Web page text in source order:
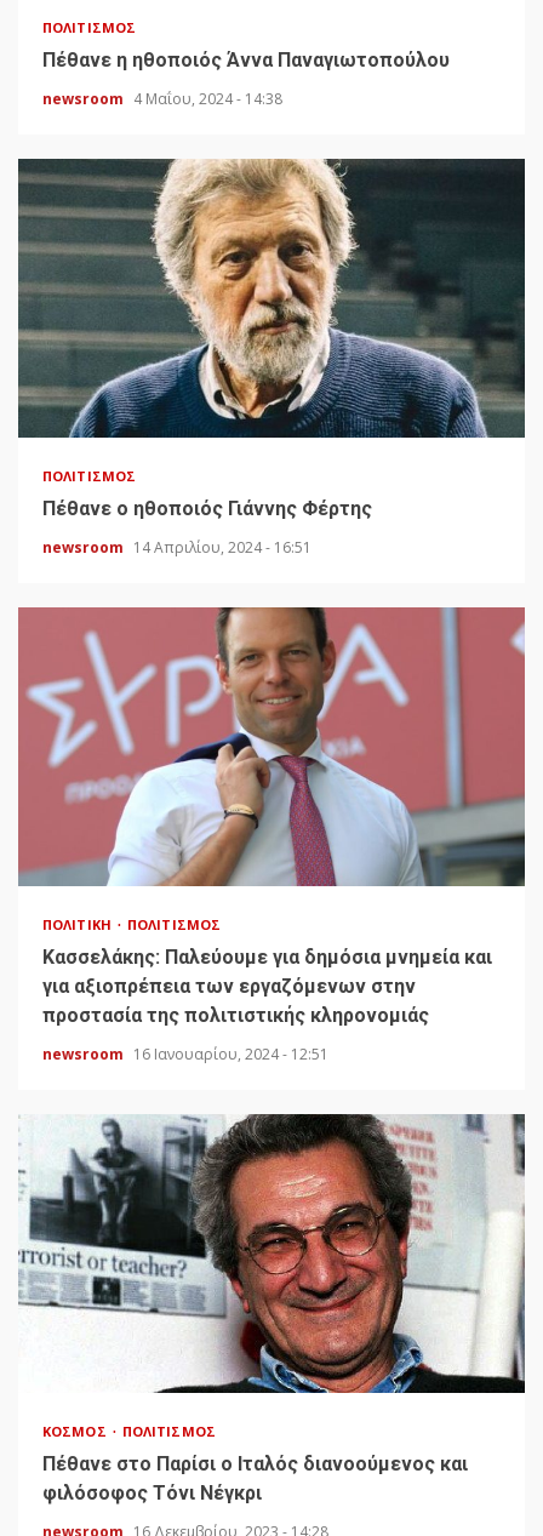
ΠΟΛΙΤΙΣΜΌΣ
Πέθανε η ηθοποιός Άννα Παναγιωτοπούλου
newsroom 4 Μαΐου, 2024 - 14:38
ΠΟΛΙΤΙΣΜΌΣ
Πέθανε ο ηθοποιός Γιάννης Φέρτης
newsroom 14 Απριλίου, 2024 - 16:51
ΠΟΛΙΤΙΚΉ ΠΟΛΙΤΙΣΜΌΣ
Κασσελάκης: Παλεύουμε για δημόσια μνημεία και
για αξιοπρέπεια των εργαζόμενων στην
προστασία της πολιτιστικής κληρονομιάς
newsroom 16 Ιανουαρίου, 2024 - 12:51
ΚΌΣΜΟΣ ΠΟΛΙΤΙΣΜΌΣ
Πέθανε στο Παρίσι ο Ιταλός διανοούμενος και
φιλόσοφος Τόνι Νέγκρι
newsroom 16 Δεκεμβρίου, 2023 - 14:28